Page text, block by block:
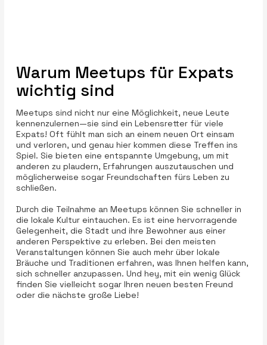
Warum Meetups für Expats
wichtig sind
Meetups sind nicht nur eine Möglichkeit, neue Leute
kennenzulernen—sie sind ein Lebensretter für viele
Expats! Oft fühlt man sich an einem neuen Ort einsam
und verloren, und genau hier kommen diese Treffen ins
Spiel. Sie bieten eine entspannte Umgebung, um mit
anderen zu plaudern, Erfahrungen auszutauschen und
möglicherweise sogar Freundschaften fürs Leben zu
schließen.
Durch die Teilnahme an Meetups können Sie schneller in
die lokale Kultur eintauchen. Es ist eine hervorragende
Gelegenheit, die Stadt und ihre Bewohner aus einer
anderen Perspektive zu erleben. Bei den meisten
Veranstaltungen können Sie auch mehr über lokale
Bräuche und Traditionen erfahren, was Ihnen helfen kann,
sich schneller anzupassen. Und hey, mit ein wenig Glück
finden Sie vielleicht sogar Ihren neuen besten Freund
oder die nächste große Liebe!